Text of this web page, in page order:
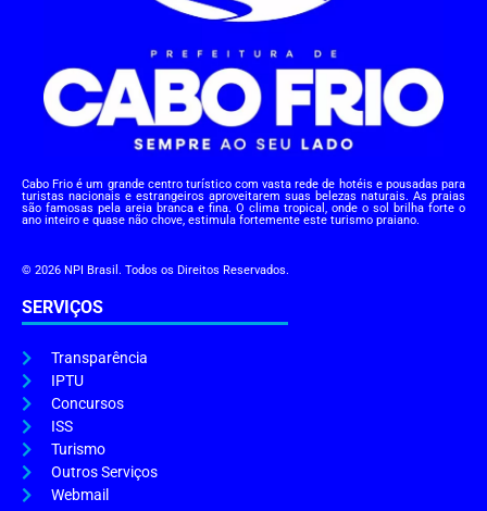
Cabo Frio é um grande centro turístico com vasta rede de hotéis e pousadas para
turistas nacionais e estrangeiros aproveitarem suas belezas naturais. As praias
são famosas pela areia branca e fina. O clima tropical, onde o sol brilha forte o
ano inteiro e quase não chove, estimula fortemente este turismo praiano.
© 2026 NPI Brasil. Todos os Direitos Reservados.
SERVIÇOS
Transparência
IPTU
Concursos
ISS
Turismo
Outros Serviços
Webmail